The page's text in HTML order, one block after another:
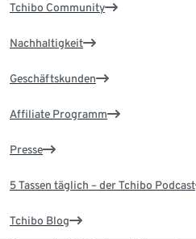
Tchibo Community
Nachhaltigkeit
Geschäftskunden
Affiliate Programm
Presse
5 Tassen täglich – der Tchibo Podcast
Tchibo Blog